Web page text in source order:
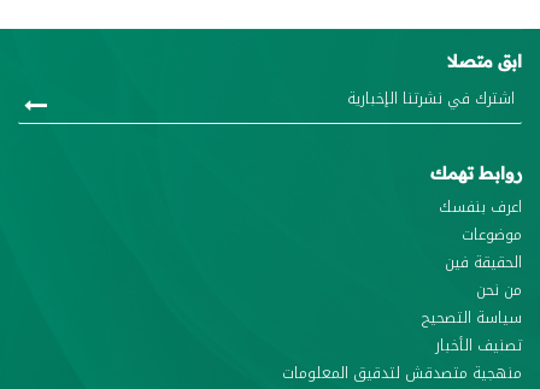
ابق متصلا
روابط تهمك
اعرف بنفسك
موضوعات
الحقيقة فين
من نحن
سياسة التصحيح
تصنيف الأخبار
منهجية متصدقش لتدقيق المعلومات